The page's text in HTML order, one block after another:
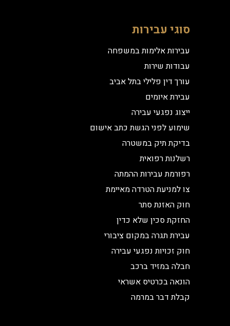
סוגי עבירות
עבירות אלימות במשפחה
עבודות שירות
עורך דין פלילי בתל אביב
עבירת איומים
ייצוג נפגעי עבירה
שימוע לפני הגשת כתב אישום
בדיקת תיק במשטרה
רשלנות רפואית
רפורמת עבירות ההמתה
צו למניעת הטרדה מאיימת
חוק האזנת סתר
החזקת סכין שלא כדין
עבירת תגרה במקום ציבורי
חוק זכויות נפגעי עבירה
חבלה במזיד ברכב
הונאה בכרטיס אשראי
קבלת דבר במרמה